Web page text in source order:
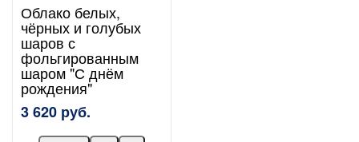
Облако белых,
чёрных и голубых
шаров с
фольгированным
шаром "С днём
рождения"
3 620 руб.